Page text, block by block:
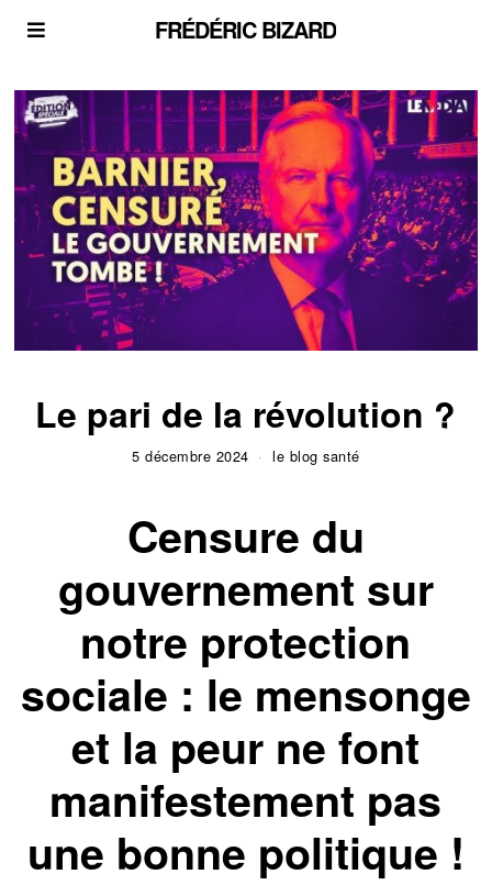
FRÉDÉRIC BIZARD
Le pari de la révolution ?
5 décembre 2024 le blog santé
Censure du
gouvernement sur
notre protection
sociale : le mensonge
et la peur ne font
manifestement pas
une bonne politique !